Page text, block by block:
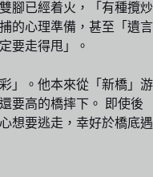
腳已經着火，「有種攬炒
的心理準備，甚至「遺言
要走得甩」。
」。他本來從「新橋」游
要高的橋摔下。 即使後
想要逃走，幸好於橋底遇